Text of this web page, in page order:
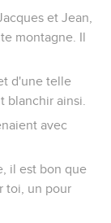
et Jean,
montagne. Il
d'une telle
blanchir ainsi.
avec
il est bon que
toi, un pour